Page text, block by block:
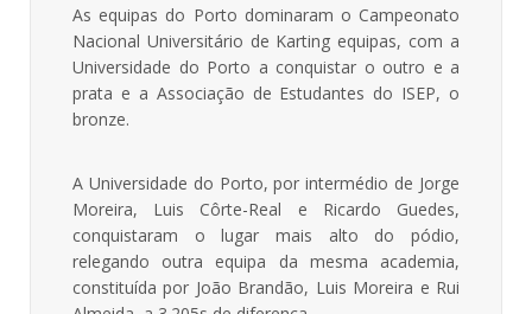
As equipas do Porto dominaram o Campeonato
Nacional Universitário de Karting equipas, com a
Universidade do Porto a conquistar o outro e a
prata e a Associação de Estudantes do ISEP, o
bronze.
A Universidade do Porto, por intermédio de Jorge
Moreira, Luis Côrte-Real e Ricardo Guedes,
conquistaram o lugar mais alto do pódio,
relegando outra equipa da mesma academia,
constituída por João Brandão, Luis Moreira e Rui